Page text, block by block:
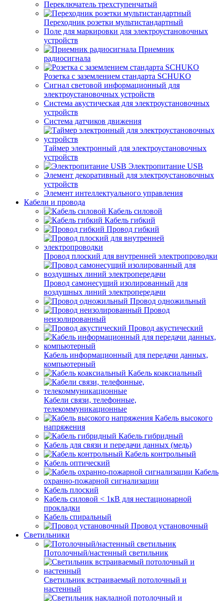
Переключатель трехступенчатый
Переходник розетки мультистандартный
Поле для маркировки для электроустановочных
устройств
Приемник
радиосигнала
Розетка с заземлением стандарта SCHUKO
Сигнал световой информационный для
электроустановочных устройств
Система акустическая для электроустановочных
устройств
Система датчиков движения
Таймер электронный для электроустановочных
устройств
Электропитание USB
Элемент декоративный для электроустановочных
устройств
Элемент интеллектуального управления
Кабели и провода
Кабель силовой
Кабель гибкий
Провод гибкий
Провод плоский для внутренней электропроводки
Провод самонесущий изолированный для
воздушных линий электропередачи
Провод одножильный
Провод
неизолированный
Провод акустический
Кабель информационный для передачи данных,
компьютерный
Кабель коаксиальный
Кабели связи, телефонные,
телекоммуникационные
Кабель высокого
напряжения
Кабель гибридный
Кабель для связи и передачи данных (медь)
Кабель контрольный
Кабель оптический
Кабель
охранно-пожарной сигнализации
Кабель плоский
Кабель силовой < 1кВ для нестационарной
прокладки
Кабель спиральный
Провод установочный
Светильники
Потолочный/настенный светильник
Светильник встраиваемый потолочный и
настенный